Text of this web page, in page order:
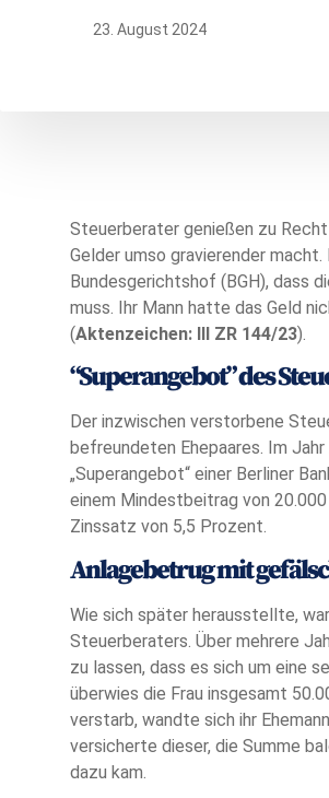
23. August 2024
Steuerberater genießen zu
Gelder umso gravierender
Bundesgerichtshof (BGH), dass
muss. Ihr Mann hatte das Geld
(Aktenzeichen: III ZR 144/23).
“Superangebot” des
Der inzwischen verstorbene
befreundeten Ehepaares. Im
„Superangebot“ einer Berliner
einem Mindestbeitrag von
Zinssatz von 5,5 Prozent.
Anlagebetrug mit
Wie sich später herausstellte,
Steuerberaters. Über mehrere
zu lassen, dass es sich um eine
überwies die Frau insgesamt
verstarb, wandte sich ihr
versicherte dieser, die Summe
dazu kam.